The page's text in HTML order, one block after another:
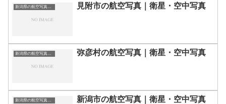
見附市の航空写真｜衛星・空中写真
弥彦村の航空写真｜衛星・空中写真
新潟市の航空写真｜衛星・空中写真